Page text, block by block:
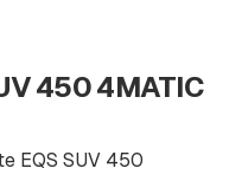
450 4MATIC
EQS SUV 450